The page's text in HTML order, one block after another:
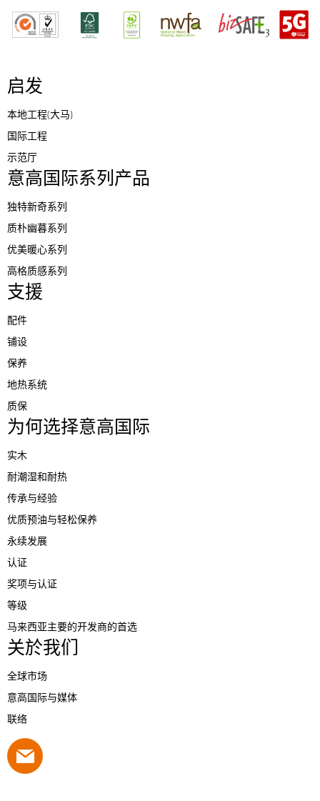
启发
本地工程(大马)
国际工程
示范厅
意高国际系列产品
独特新奇系列
质朴幽暮系列
优美暖心系列
高格质感系列
支援
配件
铺设
保养
地热系统
质保
为何选择意高国际
实木
耐潮湿和耐热
传承与经验
优质预油与轻松保养
永续发展
认证
奖项与认证
等级
马来西亚主要的开发商的首选
关於我们
全球市场
意高国际与媒体
联络